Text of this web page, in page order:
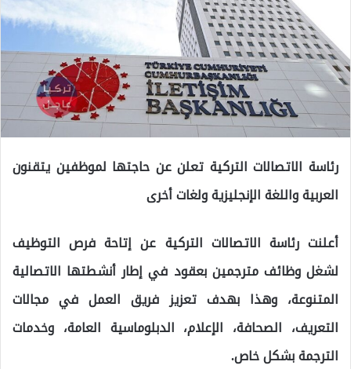
رئاسة الاتصالات التركية تعلن عن حاجتها لموظفين يتقنون
العربية واللغة الإنجليزية ولغات أخرى
أعلنت رئاسة الاتصالات التركية عن إتاحة فرص التوظيف
لشغل وظائف مترجمين بعقود في إطار أنشطتها الاتصالية
المتنوعة، وهذا بهدف تعزيز فريق العمل في مجالات
التعريف، الصحافة، الإعلام، الدبلوماسية العامة، وخدمات
الترجمة بشكل خاص.